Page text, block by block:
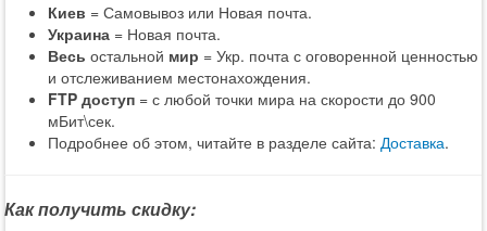
Киев = Самовывоз или Новая почта.
Украина = Новая почта.
Весь остальной мир = Укр. почта с оговоренной ценностью
и отслеживанием местонахождения.
FTP доступ = с любой точки мира на скорости до 900
мБит\сек.
Подробнее об этом, читайте в разделе сайта: Доставка.
Как получить скидку: